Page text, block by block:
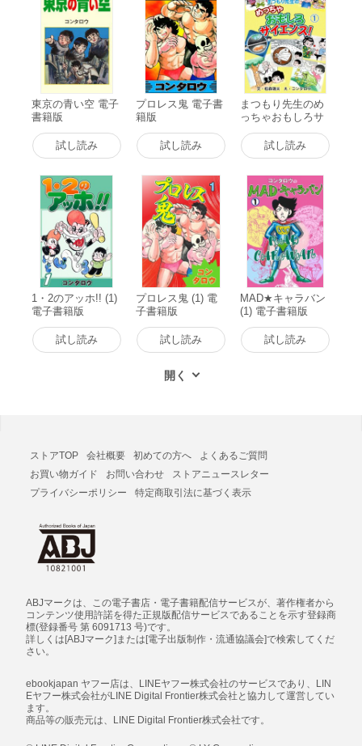
東京の青い空 電子
書籍版
試し読み
プロレス鬼 電子書
籍版
試し読み
まつもり先生のめ
っちゃおもしろサ
イエンス! (1) 電子
書籍版試し読み
1・2のアッホ!! (1)
電子書籍版
試し読み
プロレス鬼 (1) 電
子書籍版
試し読み
MAD★キャラバン
(1) 電子書籍版
試し読み
ストアTOP 会社概要 初めての方へ
よくあるご質問
お買い物ガイド
お問い合わせ
ストアニュースレター
プライバシーポリシー
特定商取引法に基づく表示
ABJマークは、この電子書店・電子書籍配信サービスが、著作権者から
コンテンツ使用許諾を得た正規版配信サービスであることを示す登録商
標(登録番号 第 6091713 号)です。
詳しくは[ABJマーク]または[電子出版制作・流通協議会]で検索してくだ
さい。
ebookjapan ヤフー店は、LINEヤフー株式会社のサービスであり、LIN
Eヤフー株式会社がLINE Digital Frontier株式会社と協力して運営してい
ます。
商品等の販売元は、LINE Digital Frontier株式会社です。